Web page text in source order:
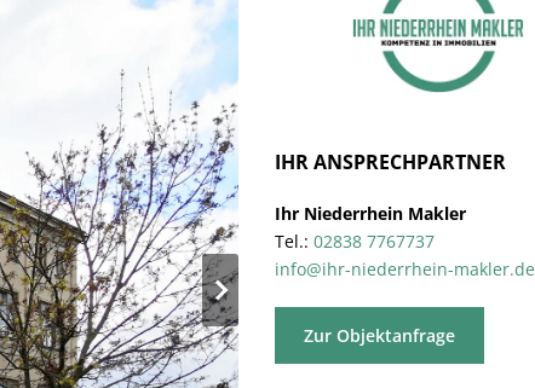
IHR ANSPRECHPARTNER
Ihr Niederrhein Makler
Tel.: 02838 7767737
info@ihr-niederrhein-makler.de
Zur Objektanfrage